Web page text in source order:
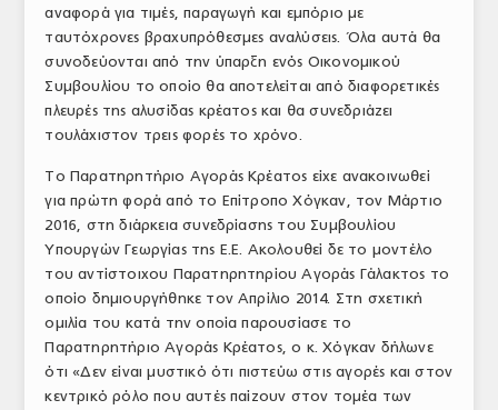
Profile
ΑΡΧΕΙΟ ΤΕΥΧΩΝ
ΣΥΝΕΔΡΙΟ ΚΡΕΑΤΟΣ
αναφορά για τιμές, παραγωγή και εμπόριο με
ταυτόχρονες βραχυπρόθεσμες αναλύσεις. Όλα αυτά θα
συνοδεύονται από την ύπαρξη ενός Οικονομικού
Συμβουλίου το οποίο θα αποτελείται από διαφορετικές
πλευρές της αλυσίδας κρέατος και θα συνεδριάζει
τουλάχιστον τρεις φορές το χρόνο.
Το Παρατηρητήριο Αγοράς Κρέατος είχε ανακοινωθεί
για πρώτη φορά από το Επίτροπο Χόγκαν, τον Μάρτιο
2016, στη διάρκεια συνεδρίασης του Συμβουλίου
Υπουργών Γεωργίας της Ε.Ε. Ακολουθεί δε το μοντέλο
του αντίστοιχου Παρατηρητηρίου Αγοράς Γάλακτος το
οποίο δημιουργήθηκε τον Απρίλιο 2014. Στη σχετική
ομιλία του κατά την οποία παρουσίασε το
Παρατηρητήριο Αγοράς Κρέατος, ο κ. Χόγκαν δήλωνε
ότι «Δεν είναι μυστικό ότι πιστεύω στις αγορές και στον
κεντρικό ρόλο που αυτές παίζουν στον τομέα των